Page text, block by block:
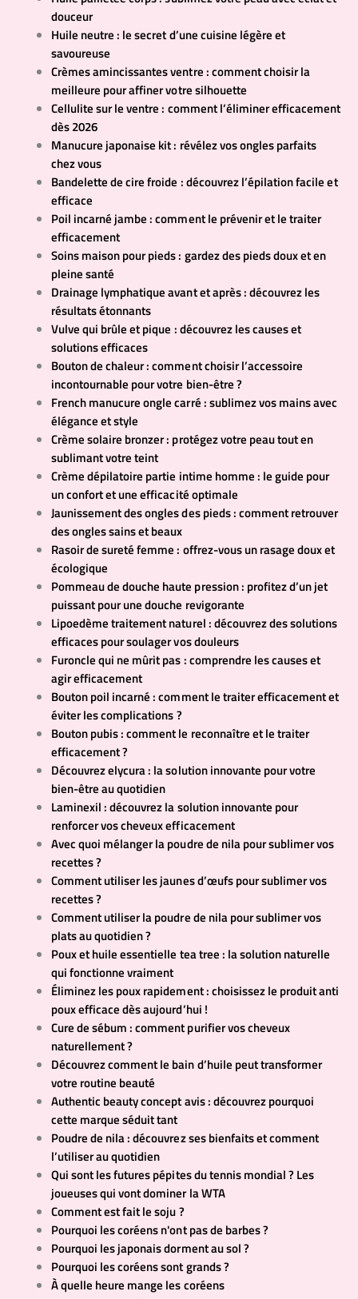
douceur
Huile neutre : le secret d’une cuisine légère et
savoureuse
Crèmes amincissantes ventre : comment choisir la
meilleure pour affiner votre silhouette
Cellulite sur le ventre : comment l’éliminer efficacement
dès 2026
Manucure japonaise kit : révélez vos ongles parfaits
chez vous
Bandelette de cire froide : découvrez l’épilation facile et
efficace
Poil incarné jambe : comment le prévenir et le traiter
efficacement
Soins maison pour pieds : gardez des pieds doux et en
pleine santé
Drainage lymphatique avant et après : découvrez les
résultats étonnants
Vulve qui brûle et pique : découvrez les causes et
solutions efficaces
Bouton de chaleur : comment choisir l’accessoire
incontournable pour votre bien-être ?
French manucure ongle carré : sublimez vos mains avec
élégance et style
Crème solaire bronzer : protégez votre peau tout en
sublimant votre teint
Crème dépilatoire partie intime homme : le guide pour
un confort et une efficacité optimale
Jaunissement des ongles des pieds : comment retrouver
des ongles sains et beaux
Rasoir de sureté femme : offrez-vous un rasage doux et
écologique
Pommeau de douche haute pression : profitez d’un jet
puissant pour une douche revigorante
Lipoedème traitement naturel : découvrez des solutions
efficaces pour soulager vos douleurs
Furoncle qui ne mûrit pas : comprendre les causes et
agir efficacement
Bouton poil incarné : comment le traiter efficacement et
éviter les complications ?
Bouton pubis : comment le reconnaître et le traiter
efficacement ?
Découvrez elycura : la solution innovante pour votre
bien-être au quotidien
Laminexil : découvrez la solution innovante pour
renforcer vos cheveux efficacement
Avec quoi mélanger la poudre de nila pour sublimer vos
recettes ?
Comment utiliser les jaunes d’œufs pour sublimer vos
recettes ?
Comment utiliser la poudre de nila pour sublimer vos
plats au quotidien ?
Poux et huile essentielle tea tree : la solution naturelle
qui fonctionne vraiment
Éliminez les poux rapidement : choisissez le produit anti
poux efficace dès aujourd’hui !
Cure de sébum : comment purifier vos cheveux
naturellement ?
Découvrez comment le bain d’huile peut transformer
votre routine beauté
Authentic beauty concept avis : découvrez pourquoi
cette marque séduit tant
Poudre de nila : découvrez ses bienfaits et comment
l’utiliser au quotidien
Qui sont les futures pépites du tennis mondial ? Les
joueuses qui vont dominer la WTA
Comment est fait le soju ?
Pourquoi les coréens n'ont pas de barbes ?
Pourquoi les japonais dorment au sol ?
Pourquoi les coréens sont grands ?
À quelle heure mange les coréens